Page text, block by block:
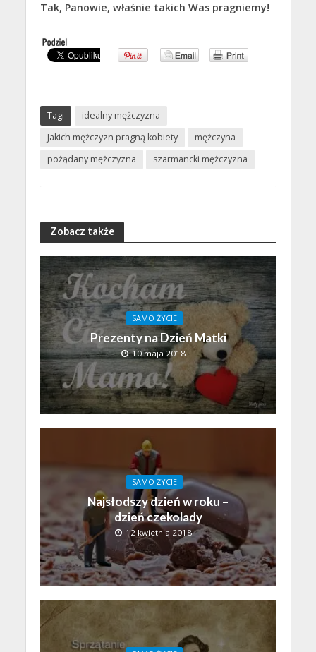
Tak, Panowie, właśnie takich Was pragniemy!
Tagi
idealny mężczyzna
Jakich mężczyzn pragną kobiety
mężczyna
pożądany mężczyzna
szarmancki mężczyzna
Zobacz także
SAMO ŻYCIE
Prezenty na Dzień Matki
10 maja 2018
SAMO ŻYCIE
Najsłodszy dzień w roku –
dzień czekolady
12 kwietnia 2018